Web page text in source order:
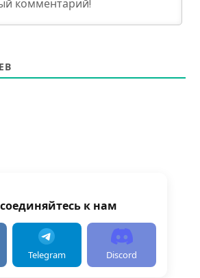
к нам
Telegram Discord